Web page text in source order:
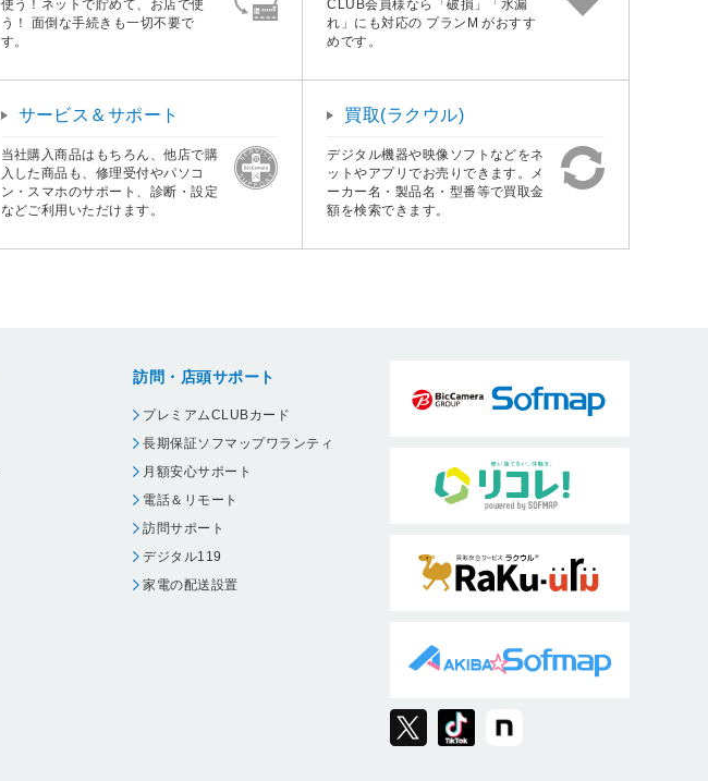
使う！ネットで貯めて、お店で使
う！ 面倒な手続きも一切不要で
す。
CLUB会員様なら「破損」「水漏
れ」にも対応の プランM がおすす
めです。
サービス＆サポート
当社購入商品はもちろん、他店で購
入した商品も、修理受付やパソコ
ン・スマホのサポート、診断・設定
などご利用いただけます。
買取(ラクウル)
デジタル機器や映像ソフトなどをネ
ットやアプリでお売りできます。メ
ーカー名・製品名・型番等で買取金
額を検索できます。
訪問・店頭サポート
プレミアムCLUBカード
長期保証ソフマップワランティ
月額安心サポート
電話＆リモート
訪問サポート
デジタル119
家電の配送設置